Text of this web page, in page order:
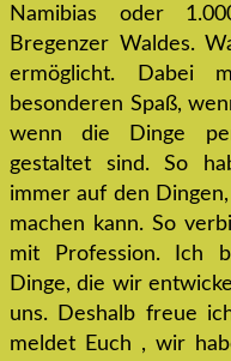
Namibias oder
Bregenzer Waldes.
ermöglicht. Dabei
besonderen Spaß,
wenn die Dinge
gestaltet sind. So
immer auf den
machen kann. So
mit Profession. Ich
Dinge, die wir
uns. Deshalb freue
meldet Euch , wir